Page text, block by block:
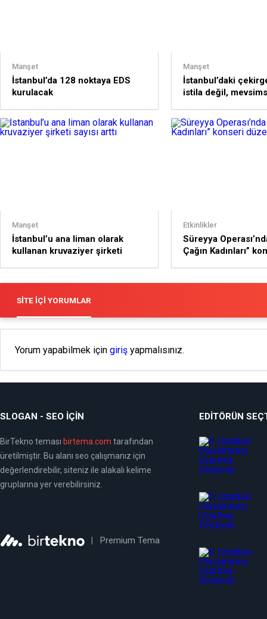
Manşet
İstanbul’da 128 noktaya EDS
kurulacak
Manşet
İstanbul’daki
istila değil,
Manşet
İstanbul’u ana liman olarak
kullanan kruvaziyer şirketi
Etkinlikler
Süreyya
Çağın Kadınları”
SITE İÇI YORUMLAR
Yorum yapabilmek için giriş yapmalısınız.
SLOGAN - SEO İÇIN
BirTekno teması birtema.com tarafından
üretilmiştir. Bu alanı seo çalışmanız için
değerlendirebilir, siteniz ile alakalı kelime
gruplarına yer verebilirsiniz.
| Premium Tema
EDITÖRÜN